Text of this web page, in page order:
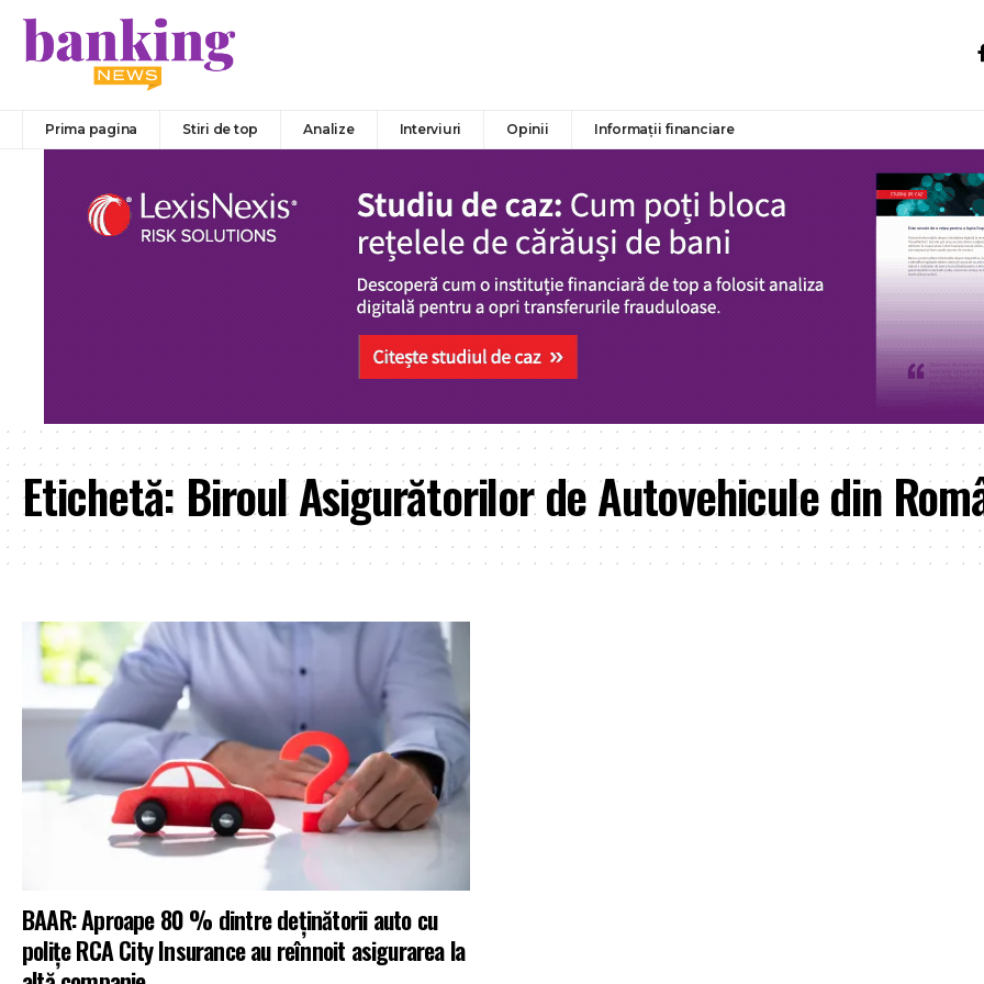
Prima pagina Stiri de top Analize Interviuri Opinii Informații financiare
Etichetă: Biroul Asigurătorilor de Autovehicule din
BAAR: Aproape 80 % dintre deţinătorii auto cu
poliţe RCA City Insurance au reînnoit asigurarea la